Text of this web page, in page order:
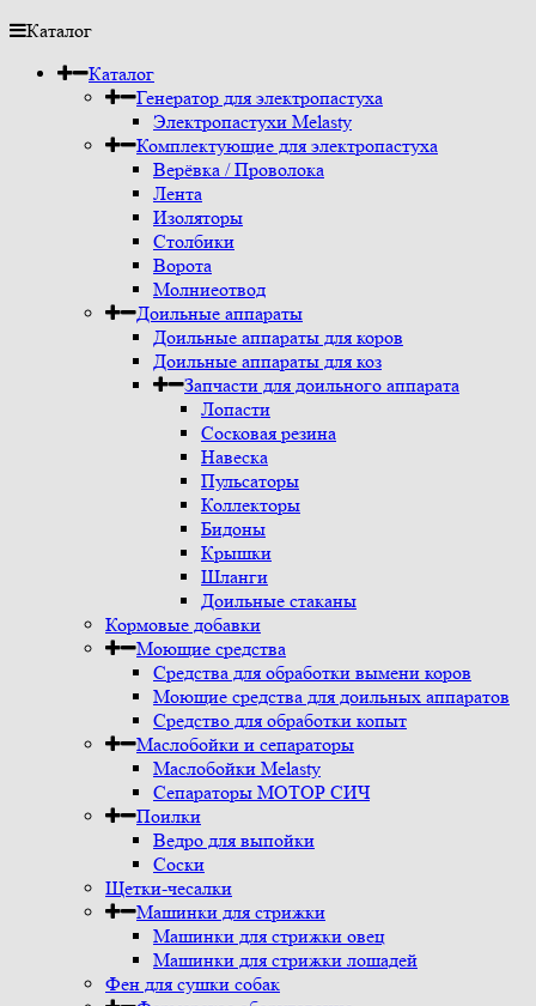
Каталог
Каталог
Генератор для электропастуха
Электропастухи Melasty
Комплектующие для электропастуха
Верёвка / Проволока
Лента
Изоляторы
Столбики
Ворота
Молниеотвод
Доильные аппараты
Доильные аппараты для коров
Доильные аппараты для коз
Запчасти для доильного аппарата
Лопасти
Сосковая резина
Навеска
Пульсаторы
Коллекторы
Бидоны
Крышки
Шланги
Доильные стаканы
Кормовые добавки
Моющие средства
Средства для обработки вымени коров
Моющие средства для доильных аппаратов
Средство для обработки копыт
Маслобойки и сепараторы
Маслобойки Melasty
Сепараторы МОТОР СИЧ
Поилки
Ведро для выпойки
Соски
Щетки-чесалки
Машинки для стрижки
Машинки для стрижки овец
Машинки для стрижки лошадей
Фен для сушки собак